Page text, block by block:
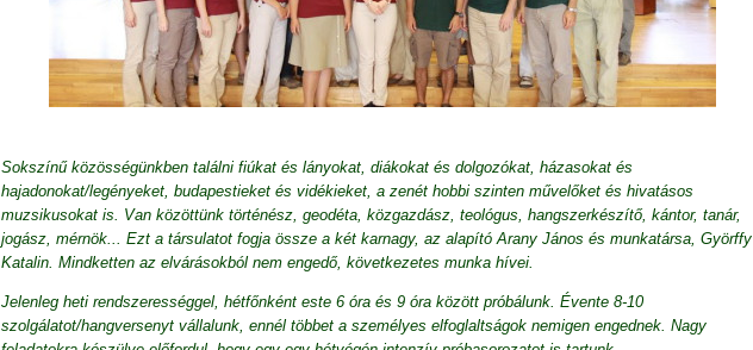
Sokszínű közösségünkben találni fiúkat és lányokat, diákokat és dolgozókat, házasokat és
hajadonokat/legényeket, budapestieket és vidékieket, a zenét hobbi szinten művelőket és hivatásos
muzsikusokat is. Van közöttünk történész, geodéta, közgazdász, teológus, hangszerkészítő, kántor, tanár,
jogász, mérnök... Ezt a társulatot fogja össze a két karnagy, az alapító Arany János és munkatársa, Györffy
Katalin. Mindketten az elvárásokból nem engedő, következetes munka hívei.
Jelenleg heti rendszerességgel, hétfőnként este 6 óra és 9 óra között próbálunk. Évente 8-10
szolgálatot/hangversenyt vállalunk, ennél többet a személyes elfoglaltságok nemigen engednek. Nagy